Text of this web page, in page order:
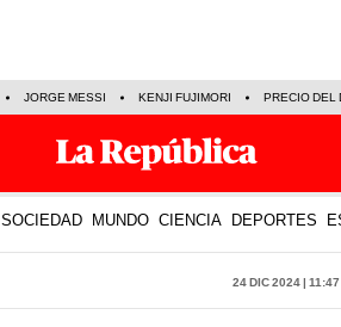
JORGE MESSI KENJI FUJIMORI PRECIO DEL
SOCIEDAD MUNDO CIENCIA DEPORTES
24 Dic 2024 |